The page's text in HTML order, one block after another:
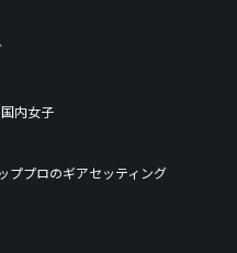
国内女子
ププロのギアセッティング